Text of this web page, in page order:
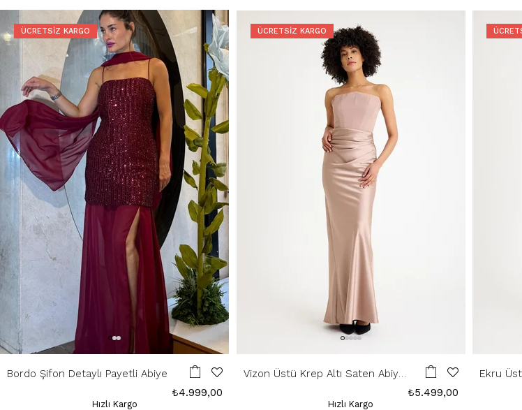
Bordo Şifon Detaylı Payetli Abiye
₺4.999,00
Hızlı Kargo
ÜCRETSIZ KARGO
Vizon Üstü Krep Altı Saten Abiye
₺5.499,00
Hızlı Kargo
ÜCRETSIZ KARGO
Ekru